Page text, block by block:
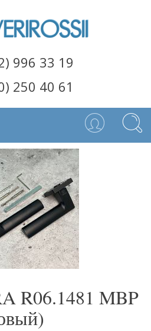
996 33 19
250 40 61
R06.1481 MBP